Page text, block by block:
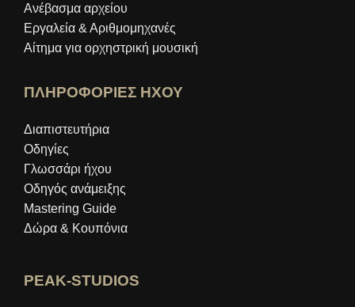
Ανέβασμα αρχείου
Εργαλεία & Αριθμομηχανές
Αίτημα για ορχηστρική μουσική
ΠΛΗΡΟΦΟΡΙΕΣ ΗΧΟΥ
Διαπιστευτήρια
Οδηγίες
Γλωσσάρι ήχου
Οδηγός ανάμειξης
Mastering Guide
Δώρα & Κουπόνια
PEAK-STUDIOS